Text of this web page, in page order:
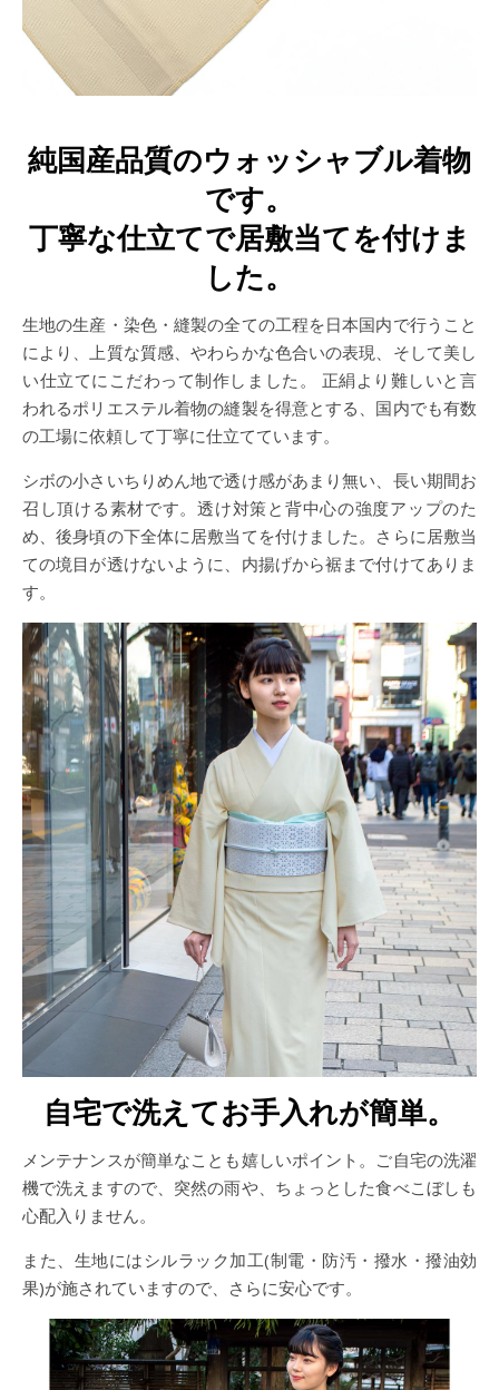
純国産品質のウォッシャブル着物
です。
丁寧な仕立てで居敷当てを付けま
した。
生地の生産・染色・縫製の全ての工程を日本国内で行うこと
により、上質な質感、やわらかな色合いの表現、そして美し
い仕立てにこだわって制作しました。 正絹より難しいと言
われるポリエステル着物の縫製を得意とする、国内でも有数
の工場に依頼して丁寧に仕立てています。
シボの小さいちりめん地で透け感があまり無い、長い期間お
召し頂ける素材です。透け対策と背中心の強度アップのた
め、後身頃の下全体に居敷当てを付けました。さらに居敷当
ての境目が透けないように、内揚げから裾まで付けてありま
す。
自宅で洗えてお手入れが簡単。
メンテナンスが簡単なことも嬉しいポイント。ご自宅の洗濯
機で洗えますので、突然の雨や、ちょっとした食べこぼしも
心配入りません。
また、生地にはシルラック加工(制電・防汚・撥水・撥油効
果)が施されていますので、さらに安心です。